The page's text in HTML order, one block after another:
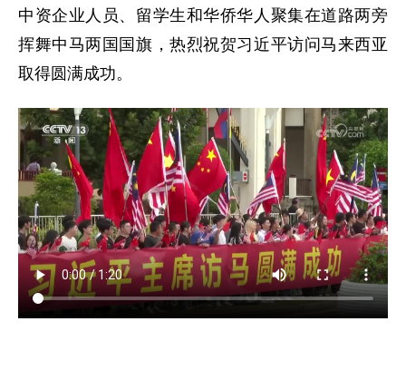
中资企业人员、留学生和华侨华人聚集在道路两旁
挥舞中马两国国旗，热烈祝贺习近平访问马来西亚
取得圆满成功。